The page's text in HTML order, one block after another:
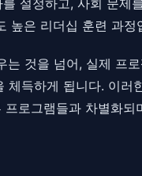
높은 리더십 훈련 과정
것을 넘어, 실제 프
득하게 됩니다. 이
로그램들과 차별화되